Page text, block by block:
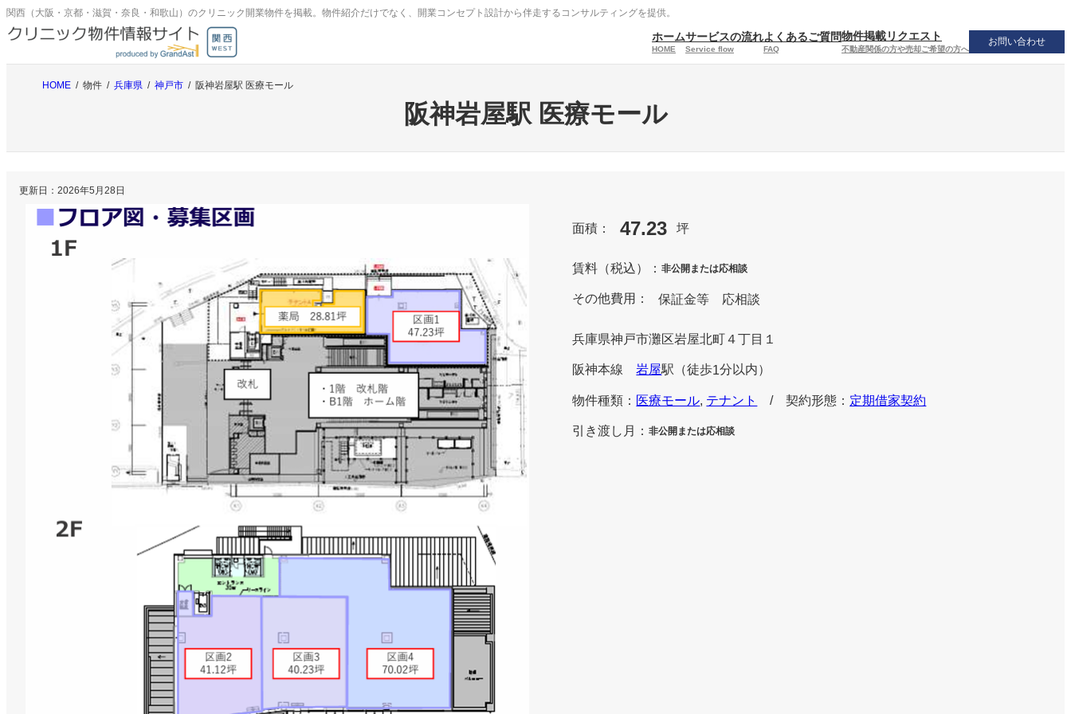
内
容
ス
関西（大阪・京都・滋賀・奈良・和歌山）のクリニック開業物件を掲載。物件紹介だけでなく、開業コンセプト設計から伴走するコンサルティングを提供。
ホーム
HOME
サービスの流れ
Service flow
よくあるご質問
FAQ
物件掲載リクエスト
不動産関係の方や売却ご希望の方へ
お問い合わせ
HOME 物件 兵庫県 神戸市 阪神岩屋駅 医療モール
阪神岩屋駅 医療モール
更新日： 2026年5月28日
面積： 47.23 坪
賃料（税込）：非公開または応相談
その他費用： 保証金等 応相談
兵庫県神戸市灘区岩屋北町４丁目１
阪神本線 岩屋駅 （徒歩1分以内）
物件種類： 医療モール, テナント / 契約形態： 定期借家契約
引き渡し月：非公開または応相談